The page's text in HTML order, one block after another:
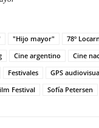
"Hijo mayor"
78º
Cine argentino
Cine
Festivales GPS
Festival Sofía Petersen